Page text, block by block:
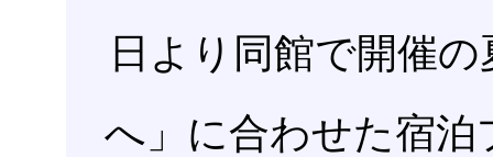
日より同館で開催
へ」に合わせた宿